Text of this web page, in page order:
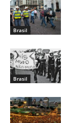
Brasil
Brasil